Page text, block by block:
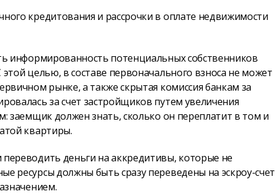
кредитования и рассрочки в оплате недвижимости
информированность потенциальных собственников
целью, в составе первоначального взноса не может
рынке, а также скрытая комиссия банкам за
за счет застройщиков путем увеличения
заемщик должен знать, сколько он переплатит в том и
квартиры.
деньги на аккредитивы, которые не
ресурсы должны быть сразу переведены на эскроу-счет